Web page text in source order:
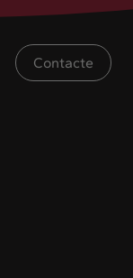
Contacte